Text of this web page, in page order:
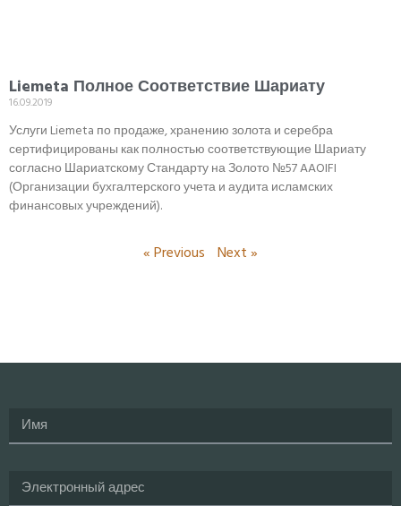
Liemeta Полное Соответствие Шариату
16.09.2019
Услуги Liemeta по продаже, хранению золота и серебра
сертифицированы как полностью соответствующие Шариату
согласно Шариатскому Стандарту на Золото №57 AAOIFI
(Организации бухгалтерского учета и аудита исламских
финансовых учреждений).
« Previous Next »